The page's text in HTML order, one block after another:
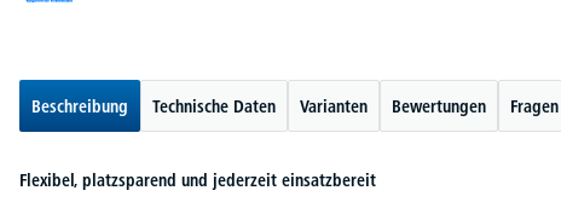
Beschreibung Technische Daten Varianten Bewertungen
Flexibel, platzsparend und jederzeit einsatzbereit